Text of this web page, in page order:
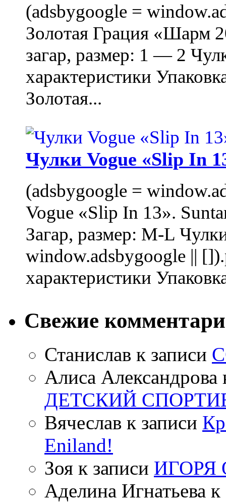
(adsbygoogle =
Золотая Грация «Шарм
загар, размер: 1 — 2
характеристики
Золотая...
Чулки Vogue «Slip In
(adsbygoogle =
Vogue «Slip In 13».
Загар, размер: M-L
window.adsbygoogle ||
характеристики
Свежие
Станислав к записи
Алиса Александрова
ДЕТСКИЙ
Вячеслав к записи
Eniland!
Зоя к записи ИГОРЯ
Аделина Игнатьева к